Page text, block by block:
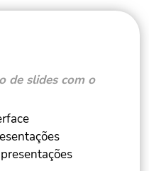
de slides com o